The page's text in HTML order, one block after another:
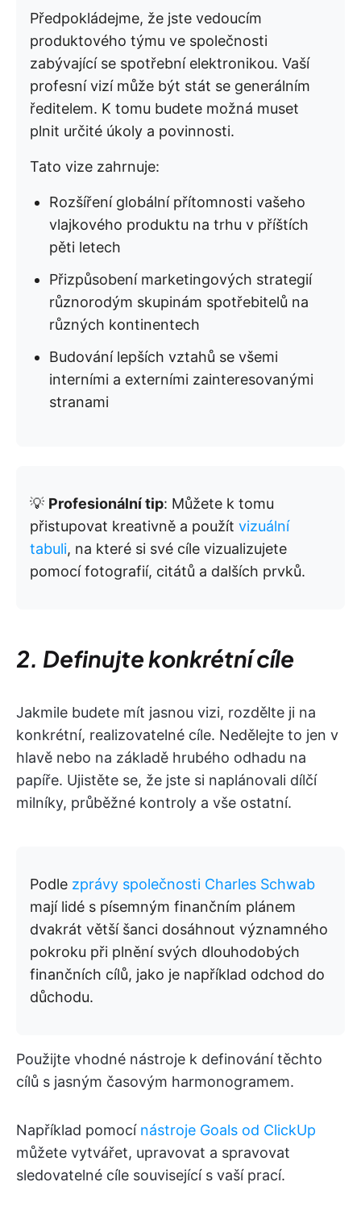
Předpokládejme, že jste vedoucím
produktového týmu ve společnosti
zabývající se spotřební elektronikou. Vaší
profesní vizí může být stát se generálním
ředitelem. K tomu budete možná muset
plnit určité úkoly a povinnosti.
Tato vize zahrnuje:
Rozšíření globální přítomnosti vašeho
vlajkového produktu na trhu v příštích
pěti letech
Přizpůsobení marketingových strategií
různorodým skupinám spotřebitelů na
různých kontinentech
Budování lepších vztahů se všemi
interními a externími zainteresovanými
stranami
💡 Profesionální tip: Můžete k tomu
přistupovat kreativně a použít vizuální
tabuli, na které si své cíle vizualizujete
pomocí fotografií, citátů a dalších prvků.
2. Definujte konkrétní cíle
Jakmile budete mít jasnou vizi, rozdělte ji na
konkrétní, realizovatelné cíle. Nedělejte to jen v
hlavě nebo na základě hrubého odhadu na
papíře. Ujistěte se, že jste si naplánovali dílčí
milníky, průběžné kontroly a vše ostatní.
Podle zprávy společnosti Charles Schwab
mají lidé s písemným finančním plánem
dvakrát větší šanci dosáhnout významného
pokroku při plnění svých dlouhodobých
finančních cílů, jako je například odchod do
důchodu.
Použijte vhodné nástroje k definování těchto
cílů s jasným časovým harmonogramem.
Například pomocí nástroje Goals od ClickUp
můžete vytvářet, upravovat a spravovat
sledovatelné cíle související s vaší prací.